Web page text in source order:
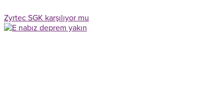
Zyrtec SGK karşılıyor mu